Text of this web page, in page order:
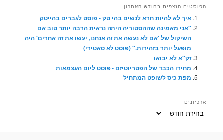
הפוסטים הנצפים בחודש האחרון
איך לא להיות חרא לנשים בהייטק - פוסט לגברים בהייטק
"אני מאמינה שההסטוריה היתה נראית הרבה יותר טוב אם
השיקול של 'אם לא נעשה את זה אנחנו, יעשו את זה אחרים' היה
מופעל יותר בזהירות." (פוסט לא סאטירי)
זק"א לא יבואו
מחירו הכבד של הפטריוטיזם - פוסט ליום העצמאות
מפת כיס לשופט המתחיל
ארכיונים
ארכיונים